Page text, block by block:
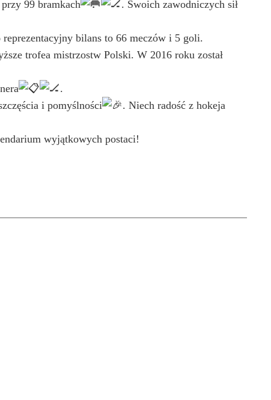
99 bramkach
. Swoich zawodniczych sił
reprezentacyjny bilans to 66 meczów i 5 goli.
trofea mistrzostw Polski. W 2016 roku został
.
i pomyślności
. Niech radość z hokeja
wyjątkowych postaci!